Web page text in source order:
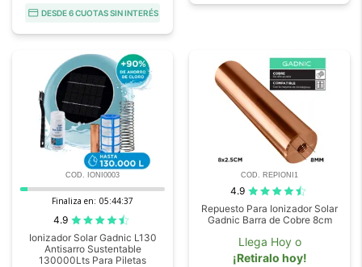
DESDE 6 CUOTAS SIN INTERÉS
COD. IONI0003
Finaliza en: 05:44:37
4.9
Ionizador Solar Gadnic L130
Antisarro Sustentable
130000Lts Para Piletas
COD. REPIONI1
4.9
Repuesto Para Ionizador Solar
Gadnic Barra de Cobre 8cm
Llega Hoy o
¡Retiralo hoy!